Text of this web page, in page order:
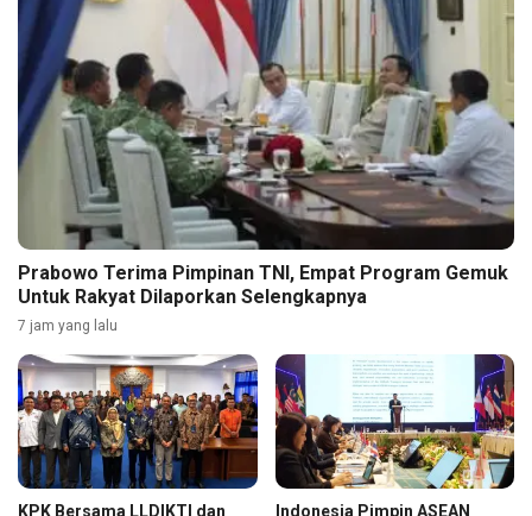
Prabowo Terima Pimpinan TNI, Empat Program Gemuk
Untuk Rakyat Dilaporkan Selengkapnya
7 jam yang lalu
KPK Bersama LLDIKTI dan Indonesia Pimpin ASEAN